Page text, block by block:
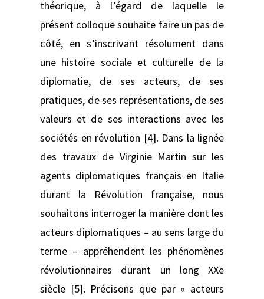
théorique, à l’égard de laquelle le
présent colloque souhaite faire un pas de
côté, en s’inscrivant résolument dans
une histoire sociale et culturelle de la
diplomatie, de ses acteurs, de ses
pratiques, de ses représentations, de ses
valeurs et de ses interactions avec les
sociétés en révolution [4]. Dans la lignée
des travaux de Virginie Martin sur les
agents diplomatiques français en Italie
durant la Révolution française, nous
souhaitons interroger la manière dont les
acteurs diplomatiques – au sens large du
terme – appréhendent les phénomènes
révolutionnaires durant un long XXe
siècle [5]. Précisons que par « acteurs